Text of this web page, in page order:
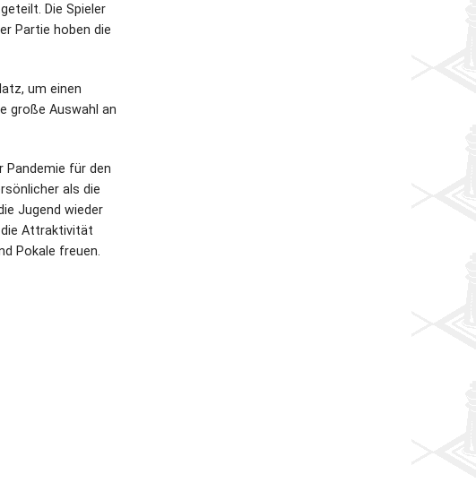
Die Spieler
Partie hoben die
um einen
große Auswahl an
Pandemie für den
als die
Jugend wieder
die Attraktivität
Pokale freuen.